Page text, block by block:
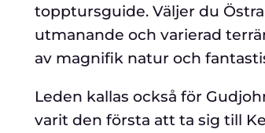
topptursguide. Väljer du
utmanande och varierad
av magnifik natur och
Leden kallas också för
varit den första att ta sig till